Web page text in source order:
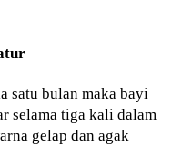
satu bulan maka bayi
selama tiga kali dalam
gelap dan agak